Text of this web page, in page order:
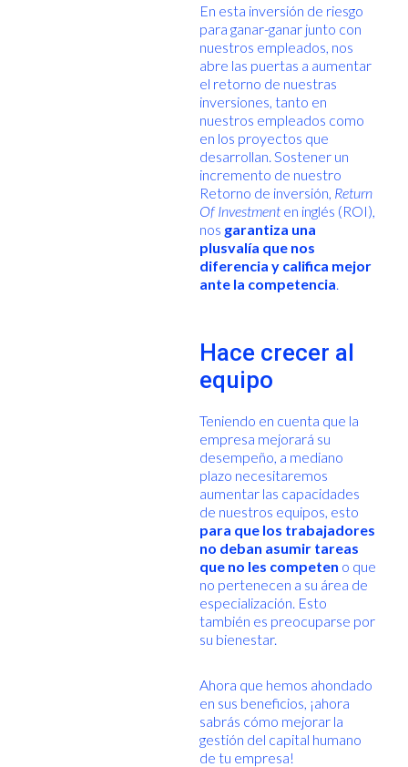
En esta inversión de riesgo
para ganar-ganar junto con
nuestros empleados, nos
abre las puertas a aumentar
el retorno de nuestras
inversiones, tanto en
nuestros empleados como
en los proyectos que
desarrollan. Sostener un
incremento de nuestro
Retorno de inversión, Return
Of Investmenten inglés (ROI),
nos garantiza una
plusvalía que nos
diferencia y califica mejor
ante la competencia
Hace crecer al
equipo
Teniendo en cuenta que la
empresa mejorará su
desempeño, a mediano
plazo necesitaremos
aumentar las capacidades
de nuestros equipos, esto
para que los trabajadores
no deban asumir tareas
que no les competen o que
no pertenecen a su área de
especialización. Esto
también es preocuparse por
su bienestar.
Ahora que hemos ahondado
en sus beneficios, ¡ahora
sabrás cómo mejorar la
gestión del capital humano
de tu empresa!